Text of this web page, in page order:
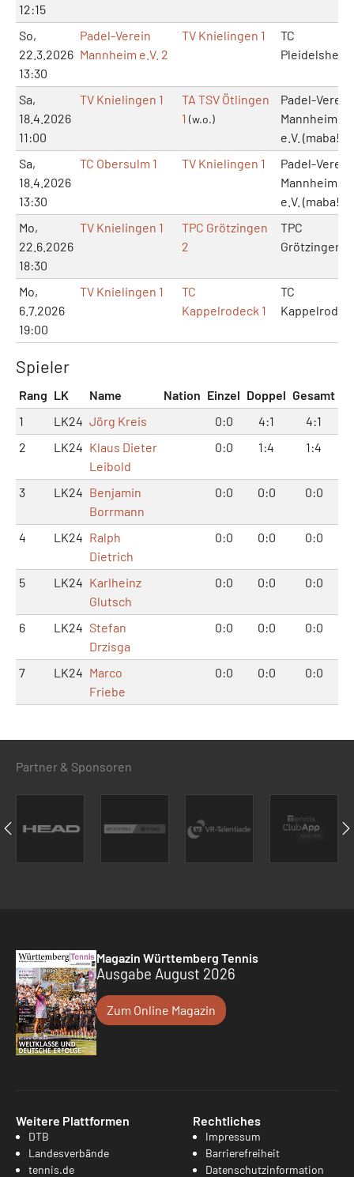
12:15
So,
22.3.2026
13:30
Padel-Verein
Mannheim e.V. 2
TV Knielingen 1
TC
Pleidelsheim
Sa,
18.4.2026
11:00
TV Knielingen 1
TA TSV Ötlingen
1 (w.o.)
Padel-Verein
Mannheim
e.V. (maba!)
Sa,
18.4.2026
13:30
TC Obersulm 1 TV Knielingen 1
Padel-Verein
Mannheim
e.V. (maba!)
Mo,
22.6.2026
18:30
TV Knielingen 1
TPC Grötzingen
2
TPC
Grötzingen
Mo,
6.7.2026
19:00
TV Knielingen 1
TC
Kappelrodeck 1
TC
Spieler
Rang LK Name Nation Einzel Doppel Gesamt
1
LK24 Jörg Kreis 0:0 4:1
4:1
2
LK24 Klaus Dieter
Leibold
0:0 1:4 1:4
3 LK24 Benjamin
Borrmann
0:0 0:0 0:0
4 LK24 Ralph
Dietrich
0:0 0:0 0:0
5 LK24 Karlheinz
Glutsch
0:0 0:0 0:0
6 LK24 Stefan
Drzisga
0:0 0:0 0:0
7 LK24 Marco
Friebe
0:0 0:0 0:0
Partner & Sponsoren
Magazin Württemberg Tennis
Ausgabe August 2026
Zum Online Magazin
Weitere Plattformen
DTB
Landesverbände
tennis.de
Rechtliches
Impressum
Barrierefreiheit
Datenschutzinformation